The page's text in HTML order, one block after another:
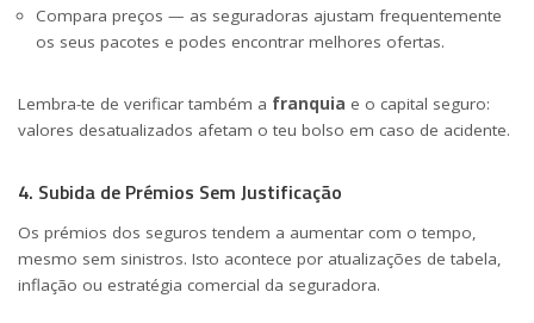
Compara preços — as seguradoras ajustam frequentemente
os seus pacotes e podes encontrar melhores ofertas.
Lembra-te de verificar também a franquia e o capital seguro:
valores desatualizados afetam o teu bolso em caso de acidente.
4. Subida de Prémios Sem Justificação
Os prémios dos seguros tendem a aumentar com o tempo,
mesmo sem sinistros. Isto acontece por atualizações de tabela,
inflação ou estratégia comercial da seguradora.